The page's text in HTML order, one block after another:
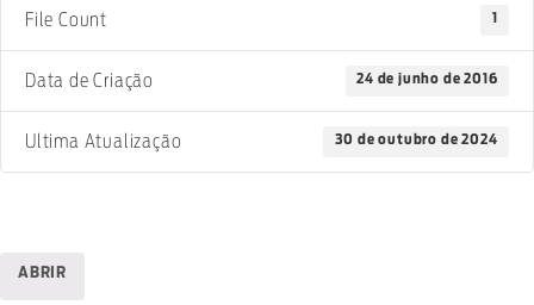
File Count 1
Data de Criação 24 de junho de 2016
Ultima Atualização 30 de outubro de 2024
ABRIR